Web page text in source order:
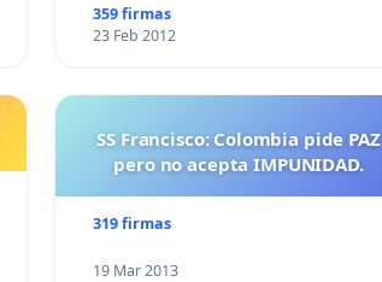
359 firmas
23 Feb 2012
SS Francisco: Colombia pide PAZ
pero no acepta IMPUNIDAD.
319 firmas
19 Mar 2013